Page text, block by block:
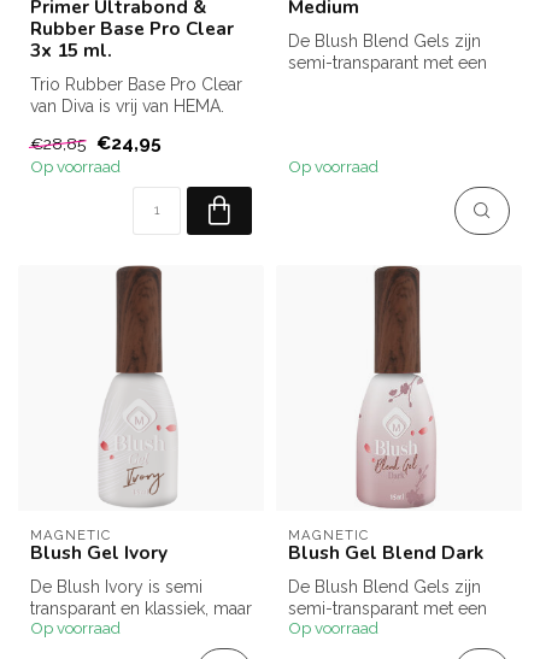
Primer Ultrabond &
Rubber Base Pro Clear
3x 15 ml.
Trio Rubber Base Pro Clear
van Diva is vrij van HEMA.
...
€28,85 €24,95
Op voorraad
Medium
De Blush Blend Gels zijn
semi-transparant met een
Op voorraad
MAGNETIC
Blush Gel Ivory
De Blush Ivory is semi
transparant en klassiek, maar
ook heel mooi in
Op voorraad
MAGNETIC
Blush Gel Blend Dark
De Blush Blend Gels zijn
semi-transparant met een
25% dekking, waardoor de
Op voorraad